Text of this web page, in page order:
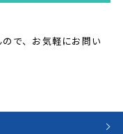
で、お気軽にお問い